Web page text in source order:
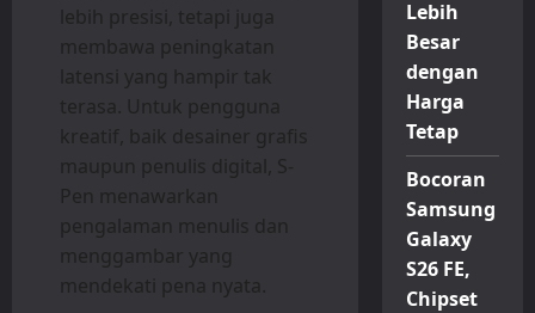
lebih presisi, tetapi juga
membawa peningkatan
latensi yang hampir tak
terasa. Untuk pengguna
kreatif, baik desainer grafis
maupun penulis digital, S-
Pen menawarkan
pengalaman menulis dan
menggambar yang
mendekati pena nyata.
Lebih
Besar
dengan
Harga
Tetap
Bocoran
Samsung
Galaxy
S26 FE,
Chipset